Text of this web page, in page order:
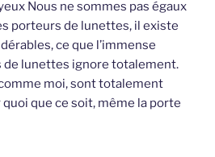
Nous ne sommes pas égaux
porteurs de lunettes, il existe
ce que l’immense
lunettes ignore totalement.
moi, sont totalement
que ce soit, même la porte